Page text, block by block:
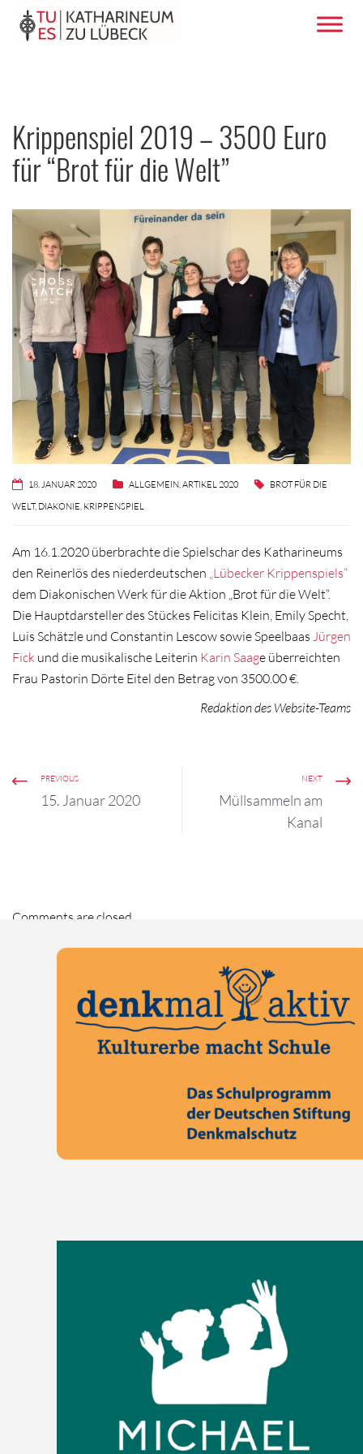
Krippenspiel 2019 – 3500 Euro
für “Brot für die Welt”
18. JANUAR 2020 ALLGEMEIN ARTIKEL 2020
BROT FÜR DIE
WELT, DIAKONIE KRIPPENSPIEL
Am 16.1.2020 überbrachte die Spielschar des Katharineums
den Reinerlös des niederdeutschen „Lübecker Krippenspiels“
dem Diakonischen Werk für die Aktion „Brot für die Welt“.
Die Hauptdarsteller des Stückes Felicitas Klein, Emily Specht,
Luis Schätzle und Constantin Lescow sowie Speelbaas Jürgen
Fick und die musikalische Leiterin Karin Saage überreichten
Frau Pastorin Dörte Eitel den Betrag von 3500.00 €.
Redaktion des Website-Teams
PREVIOUS
15. Januar 2020
NEXT
Müllsammeln am
Kanal
Comments are closed.